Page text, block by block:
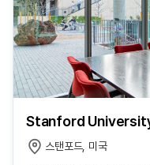
Stanford
스탠포드, 미국